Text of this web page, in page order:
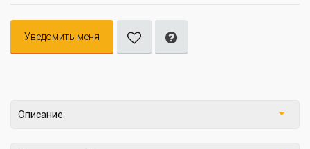
Уведомить меня
Описание